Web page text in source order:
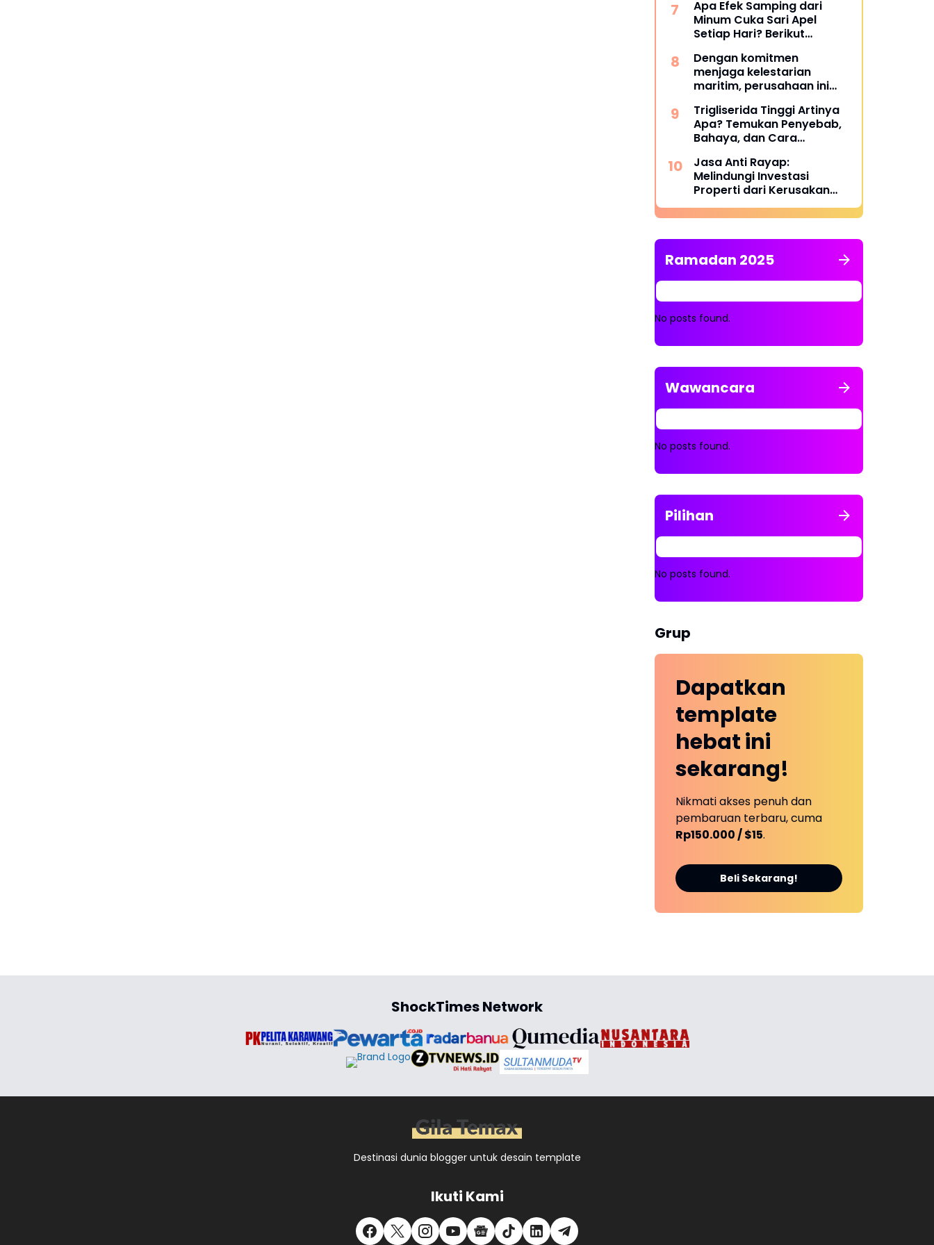
Apa Efek Samping dari
Minum Cuka Sari Apel
Setiap Hari? Berikut
Dengan komitmen
menjaga kelestarian
maritim, perusahaan ini
TKDN, mencapai lebih dari
55 persen.
Trigliserida Tinggi Artinya
Apa? Temukan Penyebab,
Bahaya, dan Cara
Jasa Anti Rayap:
Melindungi Investasi
Properti dari Kerusakan
Struktural yang Tidak
Terlihat
Ramadan 2025
No posts found.
Wawancara
No posts found.
Pilihan
No posts found.
Grup
Dapatkan
template
hebat ini
sekarang!
Nikmati akses penuh dan
pembaruan terbaru, cuma
Rp150.000 / $15.
Beli Sekarang!
ShockTimes Network
Destinasi dunia blogger untuk desain template
Ikuti Kami